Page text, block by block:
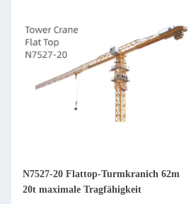
N7527-20 Flattop-Turmkranich 62m
20t maximale Tragfähigkeit